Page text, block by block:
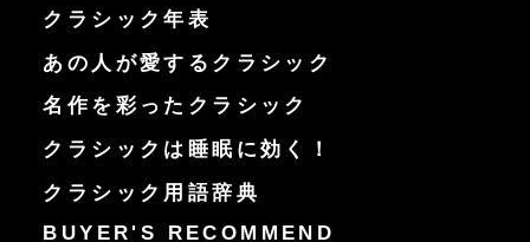
クラシック年表
あの人が愛するクラシック
名作を彩ったクラシック
クラシックは睡眠に効く！
クラシック用語辞典
BUYER'S RECOMMEND